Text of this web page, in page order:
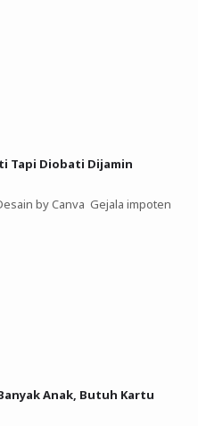
Tapi Diobati Dijamin
by Canva Gejala impoten
Anak, Butuh Kartu